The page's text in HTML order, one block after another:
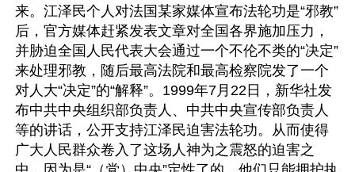
来。江泽民个人对法国某家媒体宣布法轮功是“邪教”
后，官方媒体赶紧发表文章对全国各界施加压力，
并胁迫全国人民代表大会通过一个不伦不类的“决定”
来处理邪教，随后最高法院和最高检察院发了一个
对人大“决定”的“解释”。1999年7月22日，新华社发
布中共中央组织部负责人、中共中央宣传部负责人
等的讲话，公开支持江泽民迫害法轮功。从而使得
广大人民群众卷入了这场人神为之震怒的迫害之